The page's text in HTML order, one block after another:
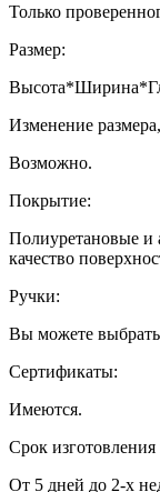
Только
Размер:
Изменение
Возможно.
Покрытие:
Полиуретановые и
качество
Ручки:
Вы можете выбрать
Сертификаты:
Имеются.
Срок изготовления
От 5 дней до 2-х